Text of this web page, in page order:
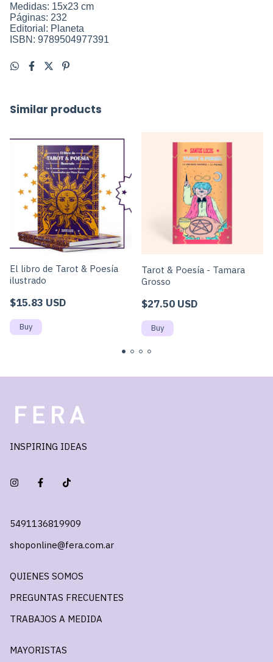
Medidas: 15x23 cm
Páginas: 232
Editorial: Planeta
ISBN: 9789504977391
Similar products
El libro de Tarot & Poesía
ilustrado
$15.83 USD
Tarot & Poesía - Tamara
Grosso
$27.50 USD
INSPIRING IDEAS
5491136819909
shoponline@fera.com.ar
QUIENES SOMOS
PREGUNTAS FRECUENTES
TRABAJOS A MEDIDA
MAYORISTAS